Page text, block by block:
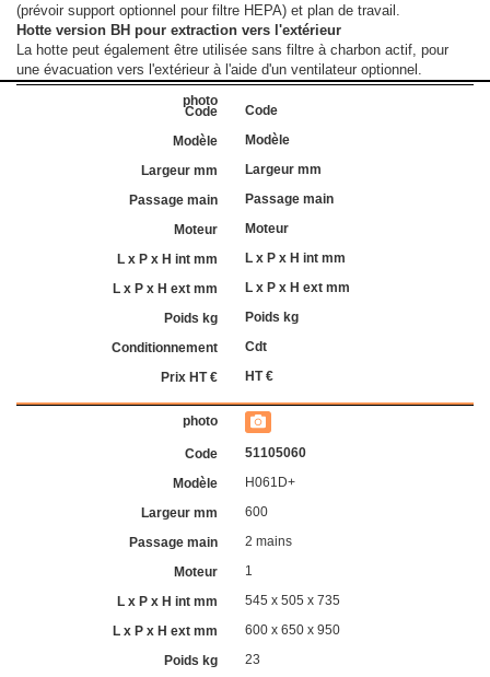
(prévoir support optionnel pour filtre HEPA) et plan de travail.
Hotte version BH pour extraction vers l'extérieur
La hotte peut également être utilisée sans filtre à charbon actif, pour
une évacuation vers l'extérieur à l'aide d'un ventilateur optionnel.
Code
Modèle
Largeur mm
Passage main
Moteur
L x P x H int mm
L x P x H ext mm
Poids kg
Cdt
HT €
51105060
H061D+
600
2 mains
1
545 x 505 x 735
600 x 650 x 950
23